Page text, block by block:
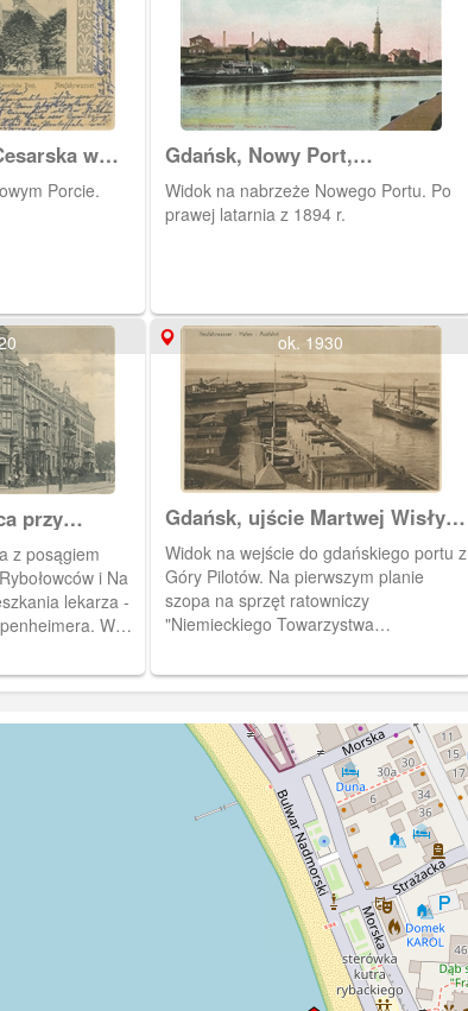
w
Porcie.
Gdańsk, Nowy Port,
Neufahrwasser
Widok na nabrzeże Nowego Portu. Po
prawej latarnia z 1894 r.
przy
i Na
lekarza -
W
1918
ok. 1930
Gdańsk, ujście Martwej Wisły i
wejście do portu
Widok na wejście do gdańskiego portu z
Góry Pilotów. Na pierwszym planie
szopa na sprzęt ratowniczy
"Niemieckiego Towarzystwa
wejście do "Portu Zimowego" (Basenu
Władysława IV). Po prawej widoczne
wejście do Basenu Amunicyjnego na
Westerplatte. Po 1925 r.